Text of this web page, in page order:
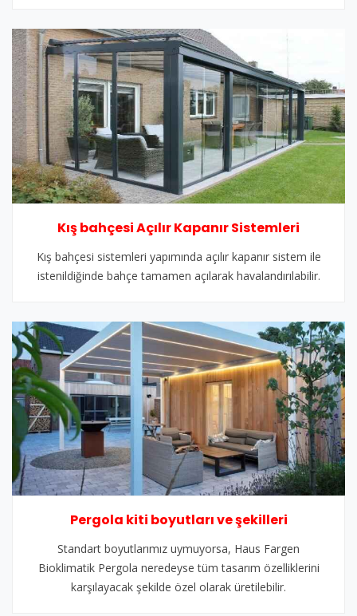
Kış bahçesi Açılır Kapanır Sistemleri
Kış bahçesi sistemleri yapımında açılır kapanır sistem ile
istenildiğinde bahçe tamamen açılarak havalandırılabilir.
Pergola kiti boyutları ve şekilleri
Standart boyutlarımız uymuyorsa, Haus Fargen
Bioklimatik Pergola neredeyse tüm tasarım özelliklerini
karşılayacak şekilde özel olarak üretilebilir.